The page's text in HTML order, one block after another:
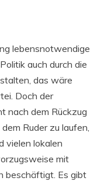
lebensnotwendige
auch durch die
das wäre
Doch der
nach dem Rückzug
Ruder zu laufen,
vielen lokalen
mit
beschäftigt. Es gibt